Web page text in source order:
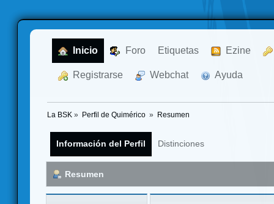
Inicio Foro Etiquetas Ezine
Registrarse Webchat Ayuda
La BSK » Perfil de Quimérico » Resumen
Información del Perfil Distinciones
Resumen